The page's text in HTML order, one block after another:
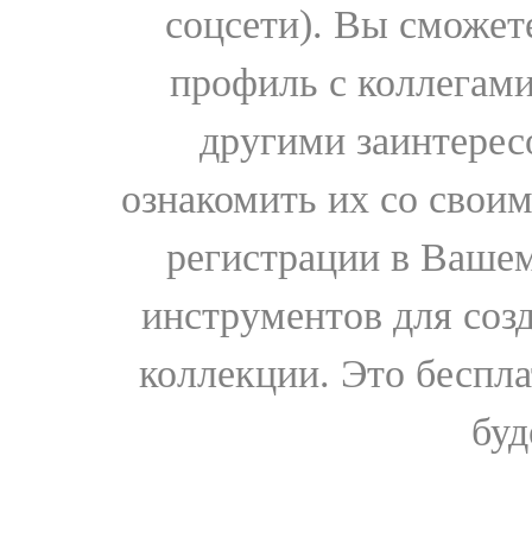
соцсети). Вы
профиль с
другими
ознакомить их со
регистрации в
инструментов для
коллекции. Это